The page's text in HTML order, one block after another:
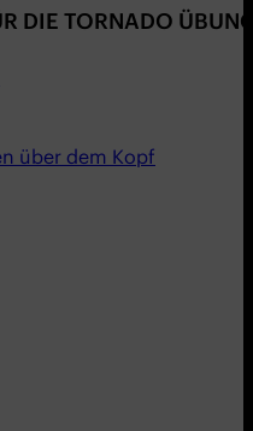
DIE TORNADO
über dem Kopf